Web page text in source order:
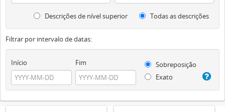
Descrições de nível superior Todas as descrições
Filtrar por intervalo de datas:
Início Fim
Sobreposição
Exato